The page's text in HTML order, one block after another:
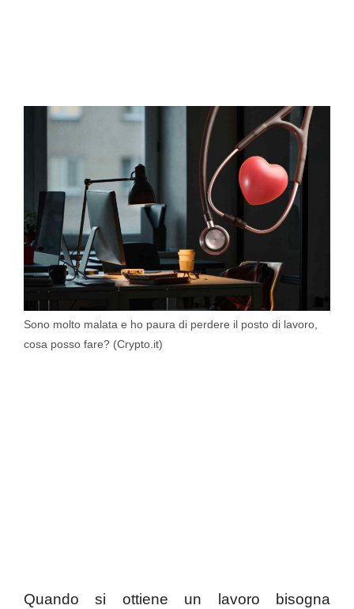
Sono molto malata e ho paura di perdere il posto di lavoro,
cosa posso fare? (Crypto.it)
Quando si ottiene un lavoro bisogna